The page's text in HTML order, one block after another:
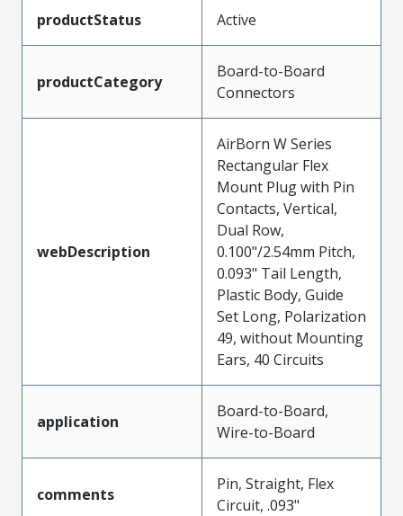
productStatus Active
productCategory
Board-to-Board
Connectors
webDescription
AirBorn W Series
Rectangular Flex
Mount Plug with Pin
Contacts, Vertical,
Dual Row,
0.100"/2.54mm Pitch,
0.093" Tail Length,
Plastic Body, Guide
Set Long, Polarization
49, without Mounting
Ears, 40 Circuits
application
Board-to-Board,
Wire-to-Board
comments
Pin, Straight, Flex
Circuit, .093"